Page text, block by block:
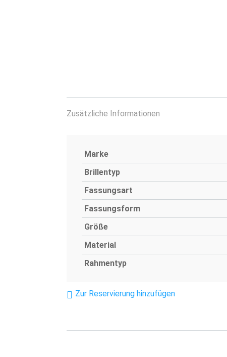
Zusätzliche Informationen
Marke
Brillentyp
Fassungsart
Fassungsform
Größe
Material
Rahmentyp
Zur Reservierung hinzufügen